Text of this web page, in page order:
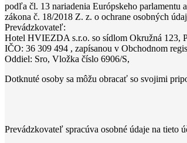
podľa čl. 13 nariadenia Európskeho
zákona č. 18/2018 Z. z. o ochrane osobných
Prevádzkovateľ:
Hotel HVIEZDA s.r.o. so sídlom Okružná 123,
IČO: 36 309 494 , zapísanou v Obchodnom
Oddiel: Sro, Vložka číslo 6906/S,
Dotknuté osoby sa môžu obracať so svojimi
Prevádzkovateľ spracúva osobné údaje na tieto